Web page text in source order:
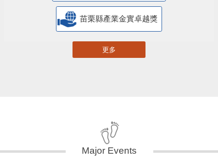
苗栗縣產業金實卓越獎
更多